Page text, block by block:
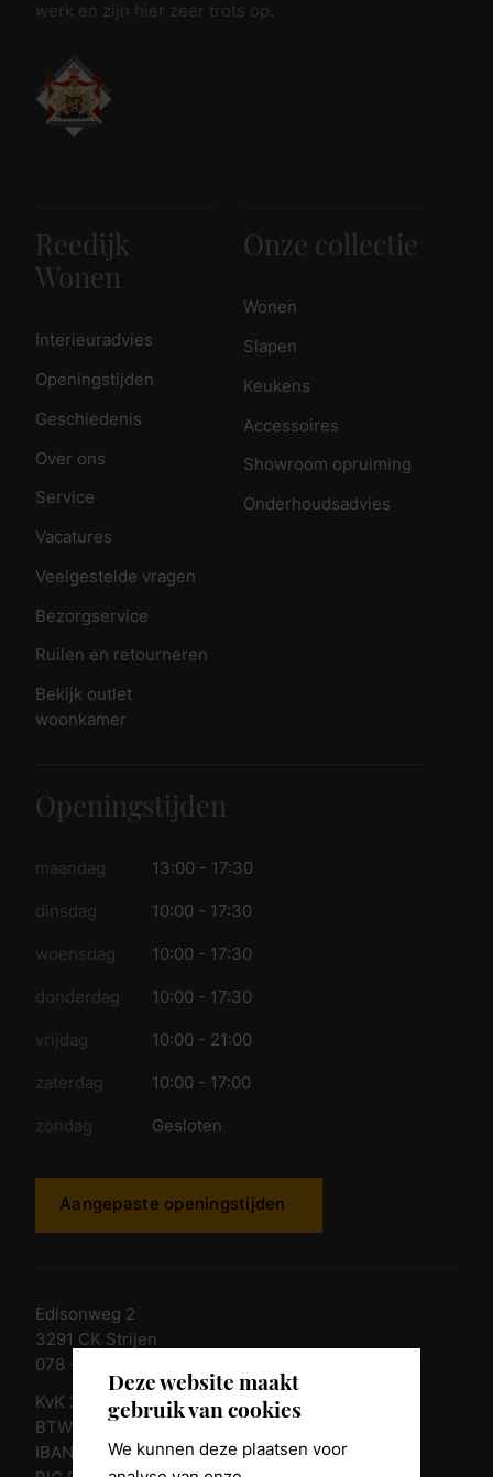
Deze website maakt
gebruik van cookies
We kunnen deze plaatsen voor
werk en zijn hier zeer trots op.
Reedijk
Wonen
Interieuradvies
Openingstijden
Geschiedenis
Over ons
Service
Vacatures
Veelgestelde vragen
Bezorgservice
Ruilen en retourneren
Bekijk outlet
woonkamer
Onze collectie
Wonen
Slapen
Keukens
Accessoires
Showroom opruiming
Onderhoudsadvies
Openingstijden
maandag 13:00 - 17:30
dinsdag 10:00 - 17:30
woensdag 10:00 - 17:30
donderdag 10:00 - 17:30
vrijdag 10:00 - 21:00
zaterdag 10:00 - 17:00
zondag Gesloten
Aangepaste openingstijden
Edisonweg 2
3291 CK Strijen
078 - 674 84 85
KvK 23011135
BTW nr. NL 805098938.B.01
IBAN NL10 RABO 0361 8039 58